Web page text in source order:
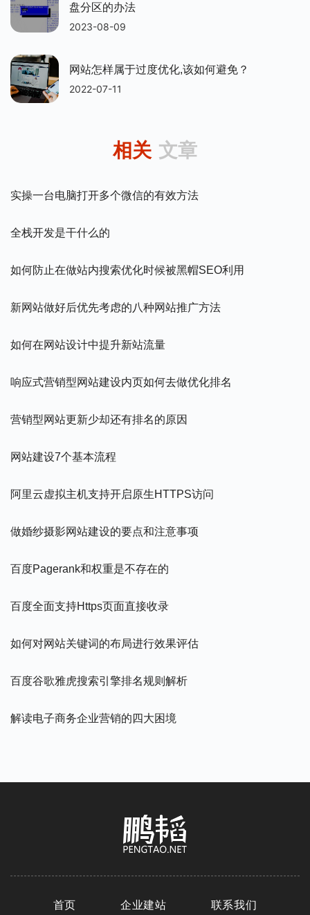
盘分区的办法
2023-08-09
网站怎样属于过度优化,该如何避免？
2022-07-11
相关 文章
实操一台电脑打开多个微信的有效方法
全栈开发是干什么的
如何防止在做站内搜索优化时候被黑帽SEO利用
新网站做好后优先考虑的八种网站推广方法
如何在网站设计中提升新站流量
响应式营销型网站建设内页如何去做优化排名
营销型网站更新少却还有排名的原因
网站建设7个基本流程
阿里云虚拟主机支持开启原生HTTPS访问
做婚纱摄影网站建设的要点和注意事项
百度pagerank和权重是不存在的
百度全面支持https页面直接收录
如何对网站关键词的布局进行效果评估
百度谷歌雅虎搜索引擎排名规则解析
解读电子商务企业营销的四大困境
首页 企业建站 联系我们